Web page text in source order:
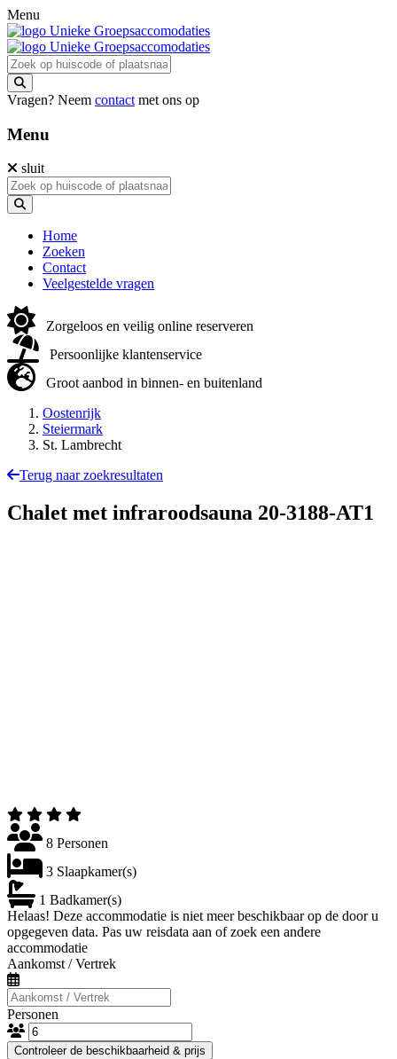
Menu
Vragen? Neem contact met ons op
Menu
sluit
Home
Zoeken
Contact
Veelgestelde vragen
Zorgeloos en veilig online reserveren
Persoonlijke klantenservice
Groot aanbod in binnen- en buitenland
Oostenrijk
Steiermark
St. Lambrecht
Terug naar zoekresultaten
Chalet met infraroodsauna 20-3188-AT1
8 Personen
3 Slaapkamer(s)
1 Badkamer(s)
Helaas! Deze accommodatie is niet meer beschikbaar op de door u
opgegeven data. Pas uw reisdata aan of zoek een andere
accommodatie
Aankomst / Vertrek
Personen
Controleer de beschikbaarheid & prijs